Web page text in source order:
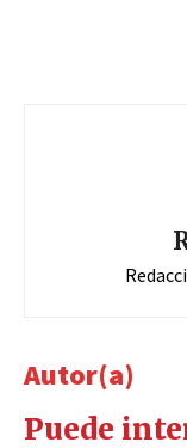
Autor(a)
Puede